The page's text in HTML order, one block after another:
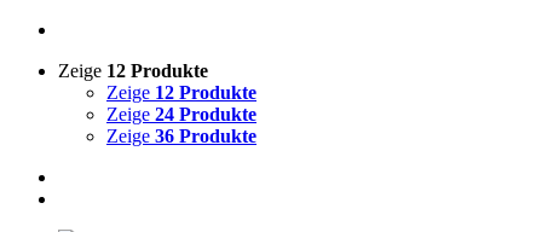
Zeige 12 Produkte
Zeige 12 Produkte
Zeige 24 Produkte
Zeige 36 Produkte